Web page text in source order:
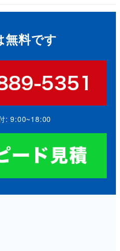
無料です
: 9:00~18:00